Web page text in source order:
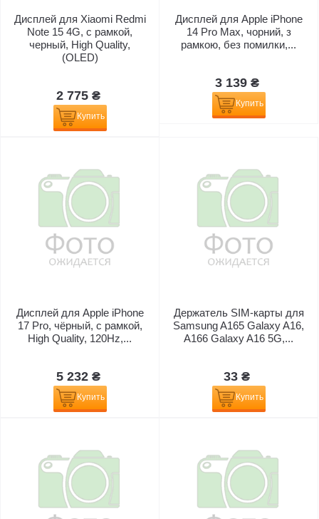
Дисплей для Xiaomi Redmi
Note 15 4G, с рамкой,
черный, High Quality,
(OLED)
2 775 ₴
Купить
Дисплей для Apple iPhone
14 Pro Max, чорний, з
рамкою, без помилки,...
3 139 ₴
Купить
Дисплей для Apple iPhone
17 Pro, чёрный, с рамкой,
High Quality, 120Hz,...
5 232 ₴
Купить
Держатель SIM-карты для
Samsung A165 Galaxy A16,
A166 Galaxy A16 5G,...
33 ₴
Купить